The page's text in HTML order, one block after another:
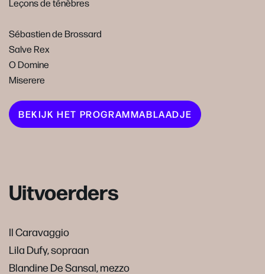
Leçons de ténèbres
Sébastien de Brossard
Salve Rex
O Domine
Miserere
BEKIJK HET PROGRAMMABLAADJE
Uitvoerders
Il Caravaggio
Lila Dufy, sopraan
Blandine De Sansal, mezzo